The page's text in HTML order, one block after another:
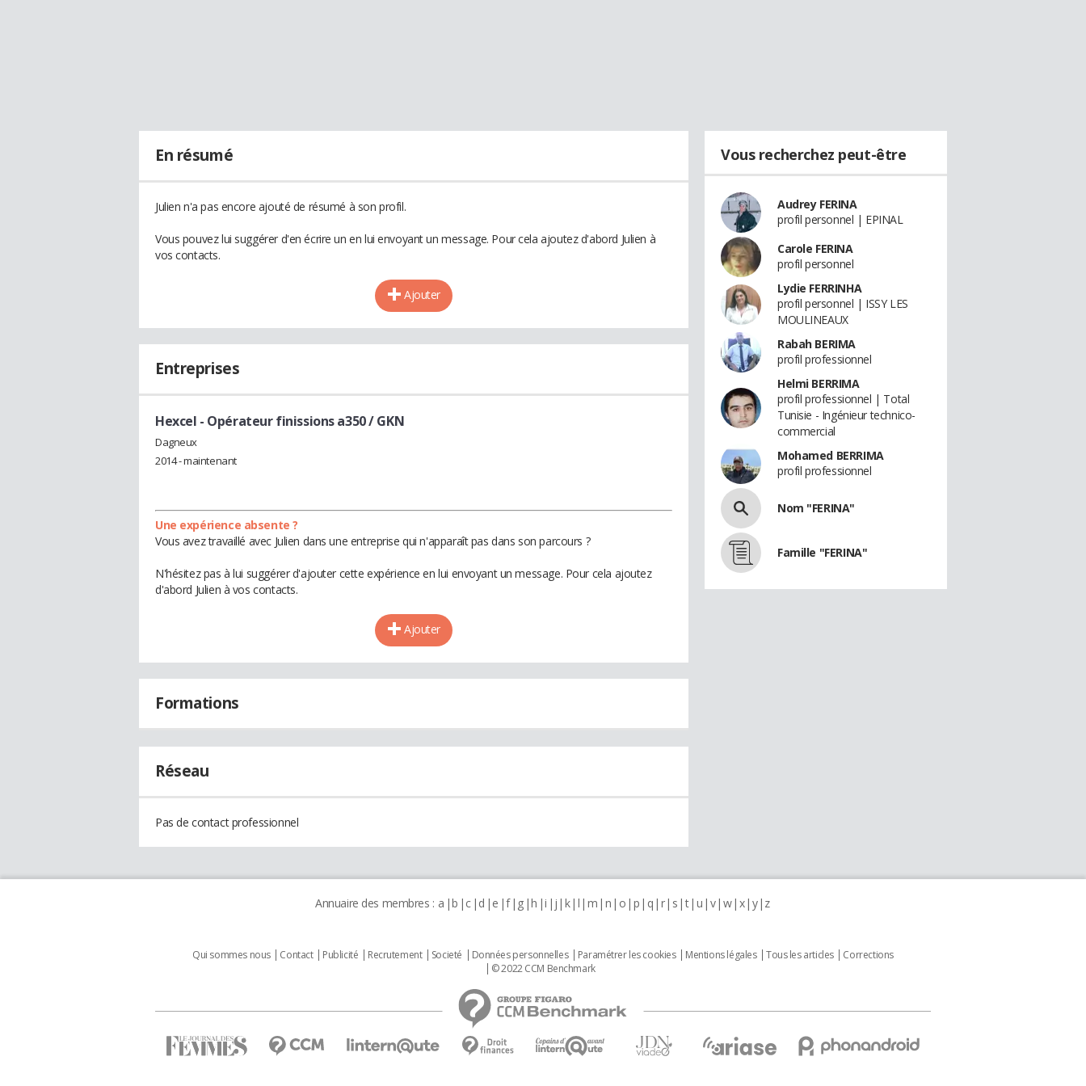
En résumé
Julien n'a pas encore ajouté de résumé à son profil.
Vous pouvez lui suggérer d'en écrire un en lui envoyant un message. Pour cela ajoutez d'abord Julien à
vos contacts.
Ajouter
Entreprises
Hexcel - Opérateur finissions a350 / GKN
Dagneux
2014 - maintenant
Une expérience absente ?
Vous avez travaillé avec Julien dans une entreprise qui n'apparaît pas dans son parcours ?
N'hésitez pas à lui suggérer d'ajouter cette expérience en lui envoyant un message. Pour cela ajoutez
d'abord Julien à vos contacts.
Ajouter
Formations
Réseau
Pas de contact professionnel
Vous recherchez peut-être
Audrey FERINA
profil personnel | EPINAL
Carole FERINA
profil personnel
Lydie FERRINHA
profil personnel | ISSY LES
MOULINEAUX
Rabah BERIMA
profil professionnel
Helmi BERRIMA
profil professionnel | Total
Tunisie - Ingénieur technico-
commercial
Mohamed BERRIMA
profil professionnel
Nom "FERINA"
Famille "FERINA"
Annuaire des membres : a b c d e f g h i j k l m n o p q r s t u v w x y z
Qui sommes nous Contact Publicité Recrutement Societé Données personnelles Paramétrer les cookies Mentions légales Tous les articles
Corrections
© 2022 CCM Benchmark